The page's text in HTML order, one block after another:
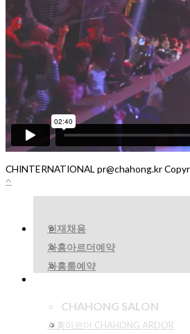
맨즈
컬러
케어
메이크업
네일
PROMOTION
COLLECTION
CHINTERNATIONAL pr@chahong.kr
인재채용
차홍아르더예약
차홍룸예약
CHAHONG SALON
차홍아르더 CHAHONG ARDOR